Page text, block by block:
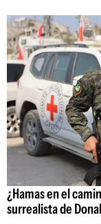
¿Hamas en el
surrealista de